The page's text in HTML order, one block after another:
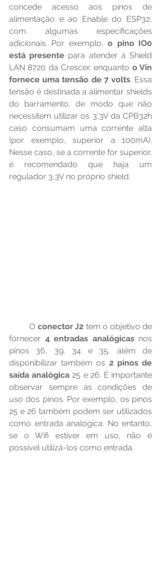
concede acesso aos pinos de
alimentação e ao Enable do ESP32,
com algumas especificações
adicionais. Por exemplo, o pino IO0
está presente para atender à Shield
LAN 8720 da Crescer, enquanto o Vin
fornece uma tensão de 7 volts. Essa
tensão é destinada a alimentar shields
do barramento, de modo que não
necessitem utilizar os 3,3V da CPB32h
caso consumam uma corrente alta
(por exemplo, superior a 100mA).
Nesse caso, se a corrente for superior,
é recomendado que haja um
regulador 3,3V no próprio shield.
	O
conector J2 tem o objetivo de
fornecer 4 entradas analógicas nos
pinos 36, 39, 34 e 35, além de
disponibilizar também os 2 pinos de
saída analógica 25 e 26. É importante
observar sempre as condições de
uso dos pinos. Por exemplo, os pinos
25 e 26 também podem ser utilizados
como entrada analógica. No entanto,
se o Wifi estiver em uso, não é
possível utilizá-los como entrada.